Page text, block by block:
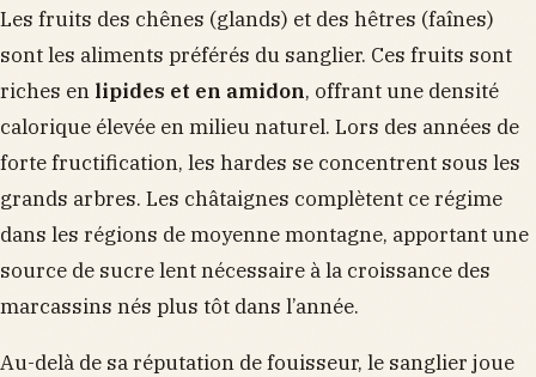
Les fruits des chênes (glands) et des hêtres (faînes)
sont les aliments préférés du sanglier. Ces fruits sont
riches en lipides et en amidon, offrant une densité
calorique élevée en milieu naturel. Lors des années de
forte fructification, les hardes se concentrent sous les
grands arbres. Les châtaignes complètent ce régime
dans les régions de moyenne montagne, apportant une
source de sucre lent nécessaire à la croissance des
marcassins nés plus tôt dans l’année.
Au-delà de sa réputation de fouisseur, le sanglier joue